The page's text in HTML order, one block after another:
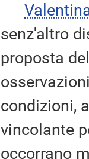
senz'altro
proposta
condizioni,
vincolante
occorrano